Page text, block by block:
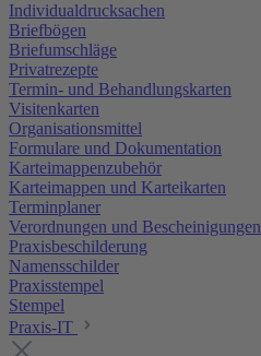
Individualdrucksachen
Briefbögen
Briefumschläge
Privatrezepte
Termin- und Behandlungskarten
Visitenkarten
Organisationsmittel
Formulare und Dokumentation
Karteimappenzubehör
Karteimappen und Karteikarten
Terminplaner
Verordnungen und Bescheinigungen
Praxisbeschilderung
Namensschilder
Praxisstempel
Stempel
Praxis-IT